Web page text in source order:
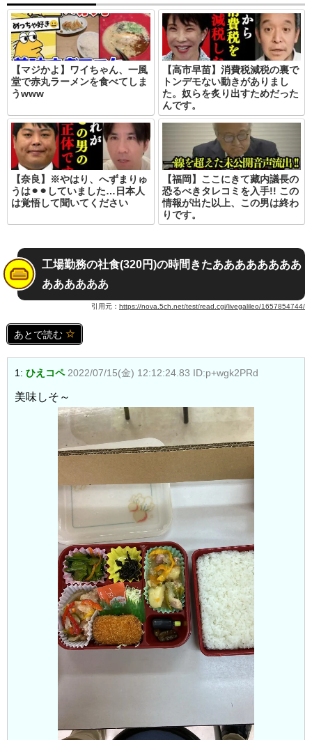
【マジかよ】ワイちゃん、一風
堂で赤丸ラーメンを食べてしま
うwww
【高市早苗】消費税減税の裏で
トンデモない動きがありまし
た。奴らを炙り出すためだった
んです。
【奈良】※やはり、へずまりゅ
うは⚫︎⚫︎していました…日本人
は覚悟して聞いてください
【福岡】ここにきて藏内議長の
恐るべきタレコミを入手!! この
情報が出た以上、この男は終わ
りです。
工場勤務の社食(320円)の時間きたああああああああ
ああああああ
引用元： https://nova.5ch.net/test/read.cgi/livegalileo/1657854744/
あとで読む
1: ひえコペ 2022/07/15(金) 12:12:24.83 ID:p+wgk2PRd
美味しそ～